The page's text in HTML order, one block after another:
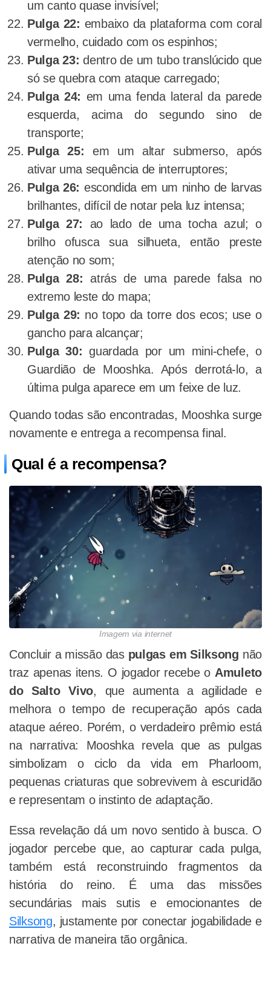
um canto quase invisível;
Pulga 22: embaixo da plataforma com coral
vermelho, cuidado com os espinhos;
Pulga 23: dentro de um tubo translúcido que
só se quebra com ataque carregado;
Pulga 24: em uma fenda lateral da parede
esquerda, acima do segundo sino de
transporte;
Pulga 25: em um altar submerso, após
ativar uma sequência de interruptores;
Pulga 26: escondida em um ninho de larvas
brilhantes, difícil de notar pela luz intensa;
Pulga 27: ao lado de uma tocha azul; o
brilho ofusca sua silhueta, então preste
atenção no som;
Pulga 28: atrás de uma parede falsa no
extremo leste do mapa;
Pulga 29: no topo da torre dos ecos; use o
gancho para alcançar;
Pulga 30: guardada por um mini-chefe, o
Guardião de Mooshka. Após derrotá-lo, a
última pulga aparece em um feixe de luz.
Quando todas são encontradas, Mooshka surge
novamente e entrega a recompensa final.
Qual é a recompensa?
Imagem via internet
Concluir a missão das pulgas em Silksong não
traz apenas itens. O jogador recebe o Amuleto
do Salto Vivo, que aumenta a agilidade e
melhora o tempo de recuperação após cada
ataque aéreo. Porém, o verdadeiro prêmio está
na narrativa: Mooshka revela que as pulgas
simbolizam o ciclo da vida em Pharloom,
pequenas criaturas que sobrevivem à escuridão
e representam o instinto de adaptação.
Essa revelação dá um novo sentido à busca. O
jogador percebe que, ao capturar cada pulga,
também está reconstruindo fragmentos da
história do reino. É uma das missões
secundárias mais sutis e emocionantes de
Silksong, justamente por conectar jogabilidade e
narrativa de maneira tão orgânica.